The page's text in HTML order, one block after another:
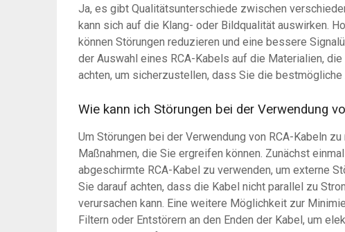
Ja, es gibt Qualitätsunterschiede zwischen
kann sich auf die Klang- oder Bildqualität auswirken.
können Störungen reduzieren und eine bessere
der Auswahl eines RCA-Kabels auf die Materialien,
achten, um sicherzustellen, dass Sie die
Wie kann ich Störungen bei der Verwendung
Um Störungen bei der Verwendung von RCA-Kabeln
Maßnahmen, die Sie ergreifen können. Zunächst
abgeschirmte RCA-Kabel zu verwenden, um externe
Sie darauf achten, dass die Kabel nicht parallel zu
verursachen kann. Eine weitere Möglichkeit zur
Filtern oder Entstörern an den Enden der Kabel, um